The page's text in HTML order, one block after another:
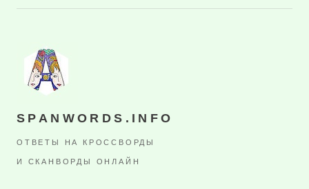
SPANWORDS.INFO
ОТВЕТЫ НА КРОССВОРДЫ
И СКАНВОРДЫ ОНЛАЙН